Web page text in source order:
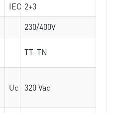
IEC 2+3
230/400V
TT-TN
Uc 320 Vac